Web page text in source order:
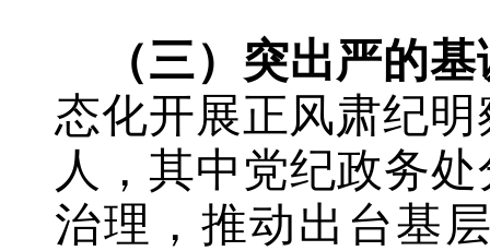
（三）突出严的
态化开展正风肃纪
人，其中党纪政务处
治理，推动出台基